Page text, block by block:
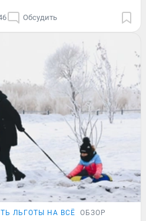
Обсудить
ЛЬГОТЫ НА ВСЁ ОБЗОР